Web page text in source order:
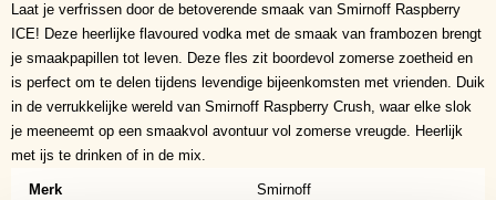
Laat je verfrissen door de betoverende smaak van Smirnoff Raspberry
ICE! Deze heerlijke flavoured vodka met de smaak van frambozen brengt
je smaakpapillen tot leven. Deze fles zit boordevol zomerse zoetheid en
is perfect om te delen tijdens levendige bijeenkomsten met vrienden. Duik
in de verrukkelijke wereld van Smirnoff Raspberry Crush, waar elke slok
je meeneemt op een smaakvol avontuur vol zomerse vreugde. Heerlijk
met ijs te drinken of in de mix.
Merk Smirnoff